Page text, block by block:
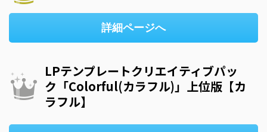
詳細ページへ
LPテンプレートクリエイティブパッ
ク「Colorful(カラフル)」上位版【カ
ラフル】